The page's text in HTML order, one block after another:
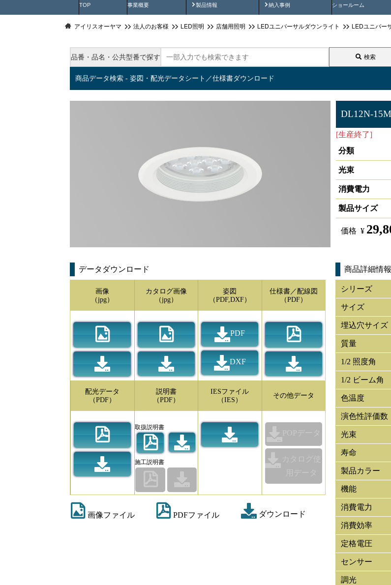
TOP 事業概要 製品情報
製品動画 納入事例
納入事例動画 ショールーム
アイリスオーヤマ 法人のお客様 LED照明 店舗用照明 LEDユニバーサルダウンライト LEDユニバー
品番・品名・公共型番で探す 検索
商品データ検索 - 姿図・配光データシート／仕様書ダウンロード
DL12N-
[生産終了]
分類
光束
消費電力
製品サイズ
価格 ¥
データダウンロード
画像
（jpg）
カタログ画像
（jpg）
姿図
（PDF,DXF）
PDF
DXF
仕様書／配線図
（PDF）
配光データ
（PDF）
説明書
（PDF）
取扱説明書
施工説明書
IESファイル
（IES）
その他データ
POPデータ
カタログ使
用データ
画像ファイル PDFファイル ダウンロード
商品詳細情報
シリーズ
サイズ
埋込穴サイズ
質量
1/2 照度角
1/2 ビーム角
色温度
演色性評価数
光束
寿命
製品カラー
機能
消費電力
消費効率
定格電圧
センサー
調光